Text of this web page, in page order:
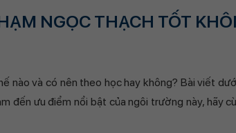
NGỌC THẠCH TỐT
nào và có nên theo học hay không? Bài viết
đến ưu điểm nổi bật của ngôi trường này, hãy